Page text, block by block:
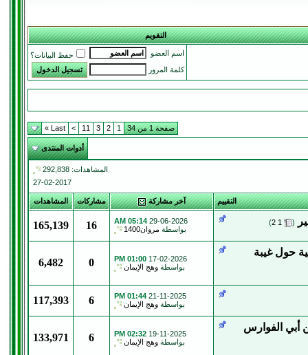
التقويم
اسم العضو
حفظ البيانات؟
كلمة المرور
صفحة 1 من 34 1
2
3
11
>
Last »
أدوات المنتدى
المشاهدات: 292,838
27-02-2017
التقييم آخر مشاركة مشاركات المشاهدات
(
1
2
)
29-06-2026
05:14 AM
بواسطة مروان1400 16
165,139
حول غيبة
17-02-2026
01:00 PM
بواسطة وهج الإيمان 0
6,482
21-11-2025
01:44 PM
بواسطة وهج الإيمان 6
117,393
أبي الفوارس
19-11-2025
02:32 PM
بواسطة وهج الإيمان 6
133,971